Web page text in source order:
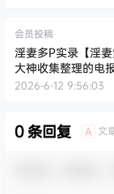
会员投稿
淫妻多P实录【淫妻
大神收集整理的电
精品资源
2026-6-12 9:56:03
0 条回复 A 文